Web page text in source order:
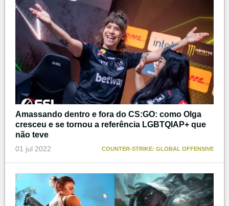
Amassando dentro e fora do CS:GO: como Olga
cresceu e se tornou a referência LGBTQIAP+ que
não teve
01 jul 2022 COUNTER-STRIKE: GLOBAL OFFENSIVE